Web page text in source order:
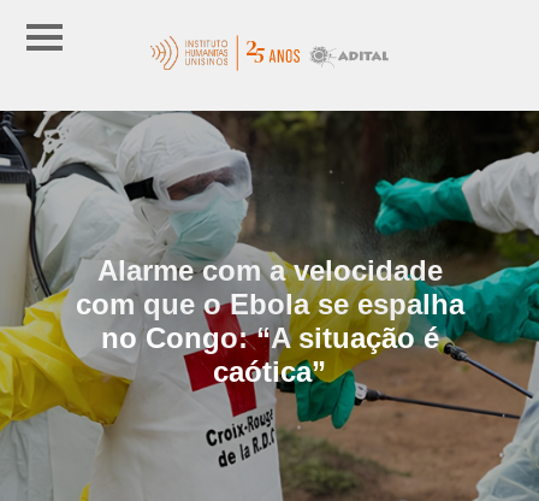
Alarme com a velocidade
com que o Ebola se espalha
no Congo: “A situação é
caótica”